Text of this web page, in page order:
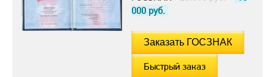
000 руб.
Быстрый заказ